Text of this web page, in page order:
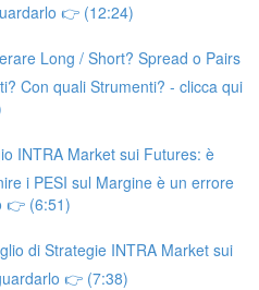
👉 (12:24)
Long / Short? Spread o Pairs
Con quali Strumenti? - clicca qui
INTRA Market sui Futures: è
i PESI sul Margine è un errore
👉 (6:51)
di Strategie INTRA Market sui
👉 (7:38)